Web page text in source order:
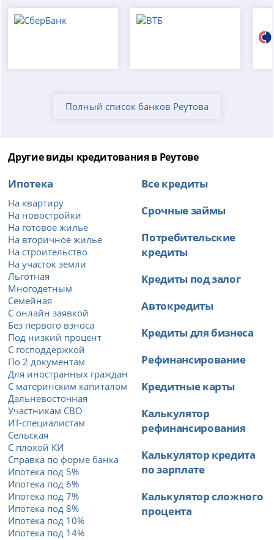
Полный список банков Реутова
Другие виды кредитования в Реутове
Ипотека
На квартиру
На новостройки
На готовое жилье
На вторичное жилье
На строительство
На участок земли
Льготная
Многодетным
Семейная
С онлайн заявкой
Без первого взноса
Под низкий процент
С господдержкой
По 2 документам
Для иностранных граждан
С материнским капиталом
Дальневосточная
Участникам СВО
ИТ-специалистам
Сельская
С плохой КИ
Справка по форме банка
Ипотека под 5%
Ипотека под 6%
Ипотека под 7%
Ипотека под 8%
Ипотека под 10%
Ипотека под 14%
Все кредиты
Срочные займы
Потребительские
кредиты
Кредиты под залог
Автокредиты
Кредиты для бизнеса
Рефинансирование
Кредитные карты
Калькулятор
рефинансирования
Калькулятор кредита
по зарплате
Калькулятор сложного
процента